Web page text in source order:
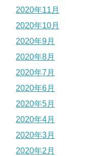
2020年11月
2020年10月
2020年9月
2020年8月
2020年7月
2020年6月
2020年5月
2020年4月
2020年3月
2020年2月